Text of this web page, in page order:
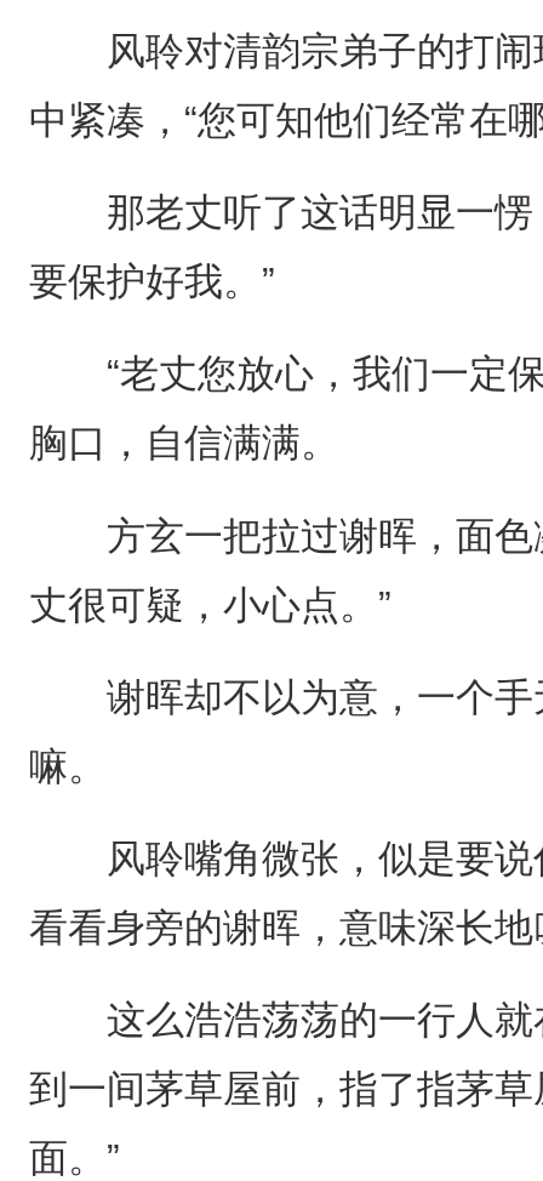
风聆对清韵宗弟子的打闹
中紧凑，“您可知他们经常在
那老丈听了这话明显一愣
要保护好我。”
“老丈您放心，我们一定保
胸口，自信满满。
方玄一把拉过谢晖，面色
丈很可疑，小心点。”
谢晖却不以为意，一个手
嘛。
风聆嘴角微张，似是要说
看看身旁的谢晖，意味深长
这么浩浩荡荡的一行人就
到一间茅草屋前，指了指茅
面。”